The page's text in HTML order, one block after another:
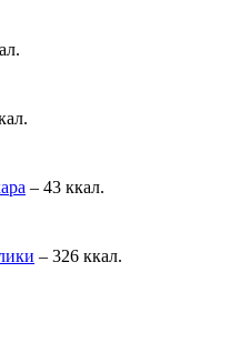
– 43 ккал.
– 326 ккал.